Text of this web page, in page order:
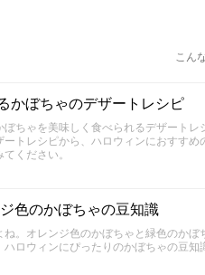
こん
かぼちゃのデザートレシピ
ちゃを美味しく食べられるデザートレ
トレシピから、ハロウィンにおすすめ
ください。
色のかぼちゃの豆知識
。オレンジ色のかぼちゃと緑色のかぼ
ロウィンにぴったりのかぼちゃの豆知